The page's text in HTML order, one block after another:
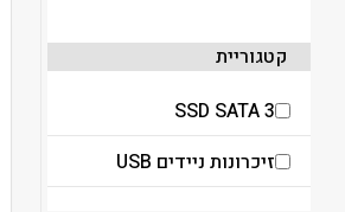
קטגוריית
SSD SATA 3
זיכרונות ניידים USB